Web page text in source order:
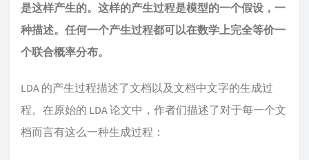
是这样产生的。这样的产生过程是模型的一个假设，一
种描述。任何一个产生过程都可以在数学上完全等价一
个联合概率分布。
LDA 的产生过程描述了文档以及文档中文字的生成过
程。在原始的 LDA 论文中，作者们描述了对于每一个文
档而言有这么一种生成过程：